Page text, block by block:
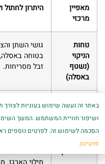
מאפיין
מרכזי
היתרון
נוחות
הניקוי
(נשטף
באסלה)
גושי השתן
בטוחה
זבל מסריחות.
בטיחות
לגורי
עשוי מרכיבים
למקרה של
נטול אבק
אינו מייצר
באתר זה נעשה שימוש בעוגיות לצורך
ושיפור חוויית המשתמש. המשך
הסכמה לשימוש זה. לפרטים נוספים
פרטיות.